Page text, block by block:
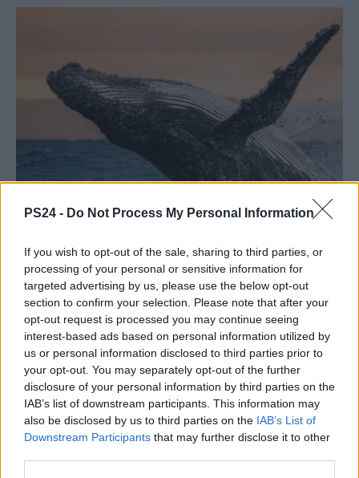
PS24 - Do Not Process My Personal Information
If you wish to opt-out of the sale, sharing to third parties, or
processing of your personal or sensitive information for
targeted advertising by us, please use the below opt-out
section to confirm your selection. Please note that after your
opt-out request is processed you may continue seeing
interest-based ads based on personal information utilized by
us or personal information disclosed to third parties prior to
your opt-out. You may separately opt-out of the further
disclosure of your personal information by third parties on the
IAB’s list of downstream participants. This information may
also be disclosed by us to third parties on the IAB’s List of
Downstream Participants that may further disclose it to other